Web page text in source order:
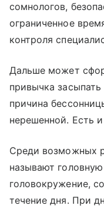
сомнологов,
ограниченное
контроля
Дальше может
привычка
причина
нерешенной. Есть
Среди возможных
называют
головокружение,
течение дня. При